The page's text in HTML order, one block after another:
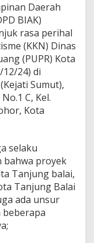
Daerah
BIAK)
rasa perihal
(KKN) Dinas
(PUPR) Kota
24) di
Sumut),
C, Kel.
Kota
selaku
bahwa proyek
Tanjung balai,
Tanjung Balai
ada unsur
beberapa